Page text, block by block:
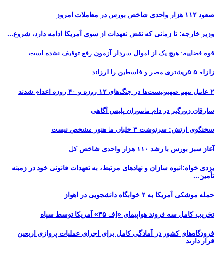
صعود ۱۱۲ هزار واحدی شاخص بورس در معاملات امروز
وزیر خارجه: تا زمانی که نقض تعهدات از سوی آمریکا ادامه دارد، شروع...
قوه قضاییه: هیچ یک از اموال سردار آزمون رفع توقیف نشده است
زلزله ۵.۵ریشتری مصر و فلسطین را لرزاند
۲ عامل مهم صهیونیست‌ها در جنگ‌های ۱۲ روزه و ۴۰ روزه اعدام شدند
سارقان زورگیر در دام ماموران پلیس آگاهی
سخنگوی ارتش: سرنوشت ۳ خلبان ما هنوز مشخص نیست
آغاز سبز بورس با رشد ۱۱۰ هزار واحدی شاخص کل
یزدی خواه:انبوه سازان و نهادهای مرتبط، به تعهدات قانونی خود در زمینه
تأمین...
حمله موشکی آمریکا به ۲ خوابگاه دانشجویی در اهواز
تخریب کامل سه فروند هواپیمای «اِف ۳۵» آمریکا توسط سپاه
فرودگاه‌های کشور در آمادگی کامل برای اجرای عملیات پروازی اربعین
قرار دارند